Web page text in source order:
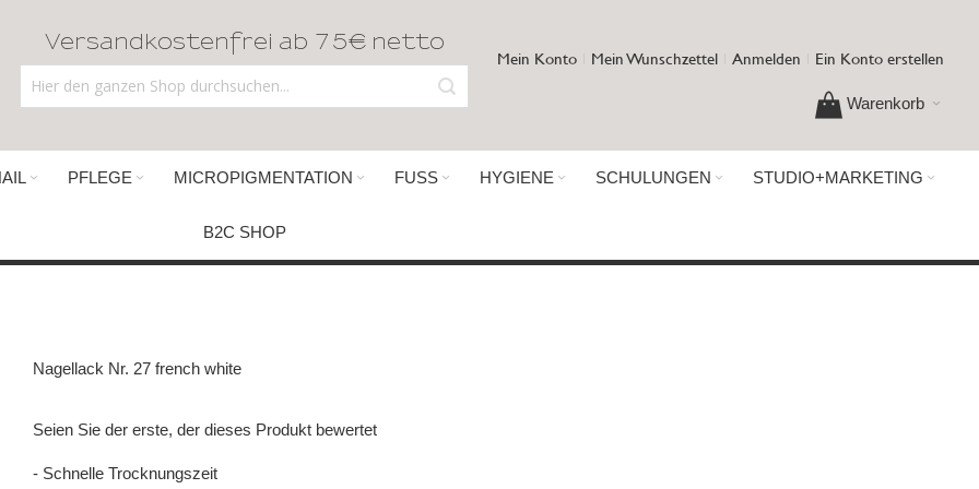
Versandkostenfrei ab 75€ netto
Mein Konto Mein Wunschzettel Anmelden Ein Konto erstellen
Warenkorb
PFLEGE MICROPIGMENTATION FUSS HYGIENE SCHULUNGEN STUDIO+MARKETING
B2C SHOP
Nagellack Nr. 27 french white
Seien Sie der erste, der dieses Produkt bewertet
- Schnelle Trocknungszeit